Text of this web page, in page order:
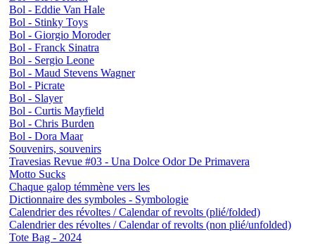
Bol - Eddie Van Hale
Bol - Stinky Toys
Bol - Giorgio Moroder
Bol - Franck Sinatra
Bol - Sergio Leone
Bol - Maud Stevens Wagner
Bol - Picrate
Bol - Slayer
Bol - Curtis Mayfield
Bol - Chris Burden
Bol - Dora Maar
Souvenirs, souvenirs
Travesias Revue #03 - Una Dolce Odor De Primavera
Motto Sucks
Chaque galop témmène vers les
Dictionnaire des symboles - Symbologie
Calendrier des révoltes / Calendar of revolts (plié/folded)
Calendrier des révoltes / Calendar of revolts (non plié/unfolded)
Tote Bag - 2024